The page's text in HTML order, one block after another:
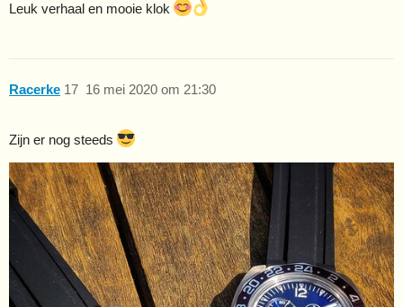
Leuk verhaal en mooie klok
Racerke 16 mei 2020 om 21:30
17
Zijn er nog steeds